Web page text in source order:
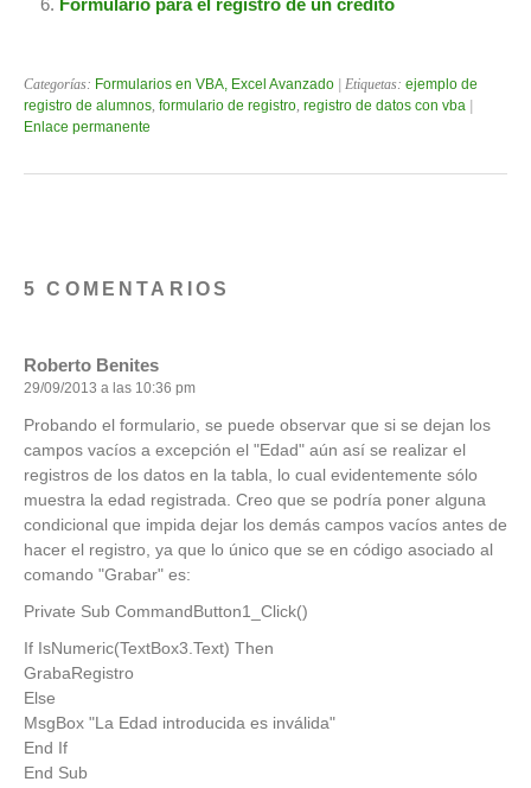
Formulario para el registro de un crédito
Categorías: Formularios en VBA, Excel Avanzado | Etiquetas: ejemplo de
registro de alumnos, formulario de registro, registro de datos con vba
Enlace permanente
5 COMENTARIOS
Roberto Benites
29/09/2013 a las 10:36 pm
Probando el formulario, se puede observar que si se dejan los
campos vacíos a excepción el "Edad" aún así se realizar el
registros de los datos en la tabla, lo cual evidentemente sólo
muestra la edad registrada. Creo que se podría poner alguna
condicional que impida dejar los demás campos vacíos antes de
hacer el registro, ya que lo único que se en código asociado al
comando "Grabar" es:
Private Sub CommandButton1_Click()
If IsNumeric(TextBox3.Text) Then
GrabaRegistro
Else
MsgBox "La Edad introducida es inválida"
End If
End Sub